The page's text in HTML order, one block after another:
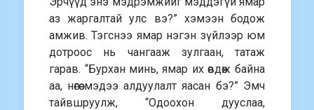
аз жаргалтай улс вэ?” хэмээн бодож
амжив. Тэгснээ ямар нэгэн зүйлээр юм
дотроос нь чангааж зулгаан, татаж
гарав. “Бурхан минь, ямар их өвдөж байна
аа, нөгөө мэдээ алдуулалт яасан бэ?” Эмч
тайвшруулж, “Одоохон дууслаа,